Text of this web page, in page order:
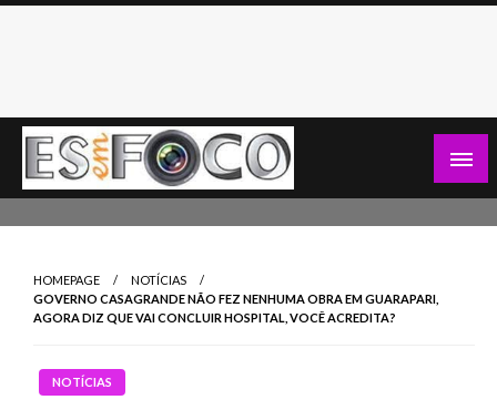
Skip
HOMEPAGE
NOTÍCIAS
GOVERNO CASAGRANDE NÃO FEZ NENHUMA OBRA EM GUARAPARI,
AGORA DIZ QUE VAI CONCLUIR HOSPITAL, VOCÊ ACREDITA?
NOTÍCIAS